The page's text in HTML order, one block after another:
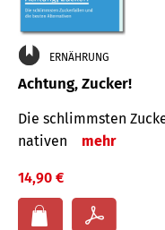
ERNÄHRUNG
Achtung, Zucker!
Die schlimmsten
nativen
mehr
14,90 €